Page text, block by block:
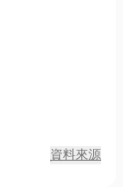
資料來源